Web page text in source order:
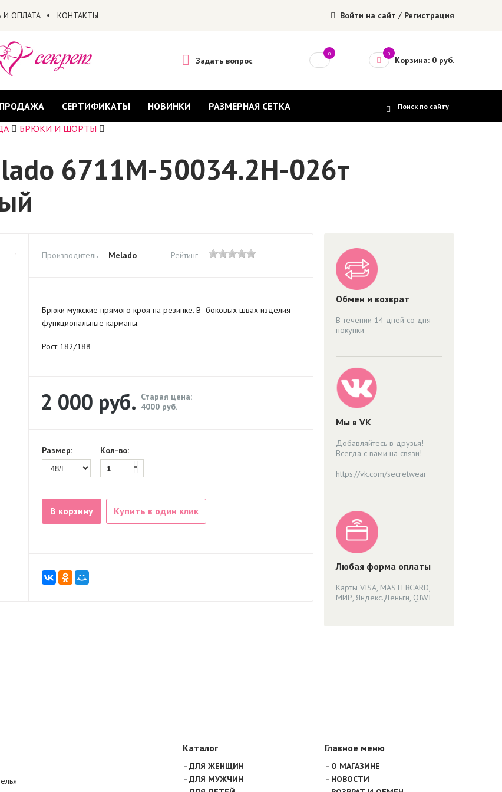
Войти на сайт / Регистрация
И ОПЛАТА КОНТАКТЫ
Задать вопрос
0 0
Корзина: 0 руб.
СЕРТИФИКАТЫ НОВИНКИ
РАЗМЕРНАЯ СЕТКА
БРЮКИ И ШОРТЫ
6711M-50034.2H-026т
Производитель — Melado Рейтинг —
Брюки мужские прямого кроя на резинке. В боковых швах изделия
функциональные карманы.
Рост 182/188
2 000 руб.Старая цена:
4000 руб.
Размер: Кол-во:
В корзину Купить в один клик
Обмен и возврат
В течении 14 дней со дня
покупки
Мы в VK
Добавляйтесь в друзья!
Всегда с вами на связи!
https://vk.com/secretwear
Любая форма оплаты
Карты VISA, MASTERCARD,
МИР, Яндекс.Деньги, QIWI
Главное меню
О МАГАЗИНЕ
НОВОСТИ
Каталог
ДЛЯ ЖЕНЩИН
ДЛЯ МУЖЧИН